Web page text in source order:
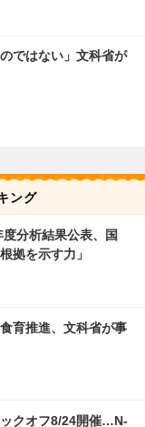
ではない」文科省が
ング
度分析結果公表、国
拠を示す力」
育推進、文科省が事
クオフ8/24開催…N-